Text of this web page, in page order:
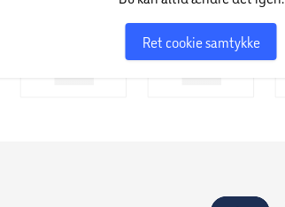
Ret cookie samtykke